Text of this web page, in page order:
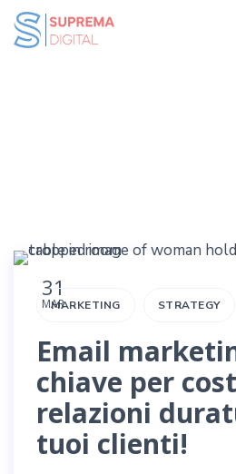
31
MAR
MARKETING STRATEGY
Email
chiave per
relazioni
tuoi clienti!